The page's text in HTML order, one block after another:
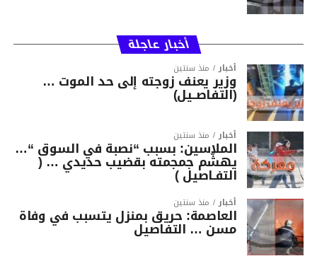
أخبار عاجلة
أخبار منذ سنتين
وزير يعنف زوجته إلى حد الموت …
(التفاصــيل)
أخبار منذ سنتين
الملاسين: بسبب “نصبة في السوق “…
يهشّم جمجمته بقضيب حديدي … (
التفـاصيل )
أخبار منذ سنتين
العاصمة: حريق بمنزل يتسبب في وفاة
مسن … التفاصيل